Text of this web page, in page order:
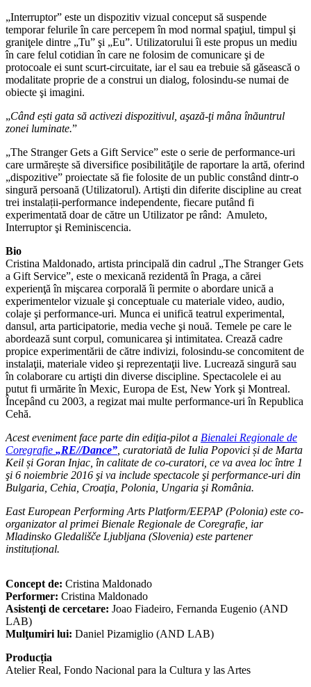
„Interruptor” este un dispozitiv vizual conceput să suspende
temporar felurile în care percepem în mod normal spaţiul, timpul şi
graniţele dintre „Tu” şi „Eu”. Utilizatorului îi este propus un mediu
în care felul cotidian în care ne folosim de comunicare şi de
protocoale ei sunt scurt-circuitate, iar el sau ea trebuie să găsească o
modalitate proprie de a construi un dialog, folosindu-se numai de
obiecte şi imagini.
„Când ești gata să activezi dispozitivul, aşază-ţi mâna înăuntrul
zonei luminate.”
„The Stranger Gets a Gift Service” este o serie de performance-uri
care urmărește să diversifice posibilităţile de raportare la artă, oferind
„dispozitive” proiectate să fie folosite de un public constând dintr-o
singură persoană (Utilizatorul). Artişti din diferite discipline au creat
trei instalații-performance independente, fiecare putând fi
experimentată doar de către un Utilizator pe rând: Amuleto,
Interruptor şi Reminiscencia.
Bio
Cristina Maldonado, artista principală din cadrul „The Stranger Gets
a Gift Service”, este o mexicană rezidentă în Praga, a cărei
experienţă în mişcarea corporală îi permite o abordare unică a
experimentelor vizuale şi conceptuale cu materiale video, audio,
colaje şi performance-uri. Munca ei unifică teatrul experimental,
dansul, arta participatorie, media veche şi nouă. Temele pe care le
abordează sunt corpul, comunicarea şi intimitatea. Crează cadre
propice experimentării de către indivizi, folosindu-se concomitent de
instalaţii, materiale video şi reprezentaţii live. Lucrează singură sau
în colaborare cu artişti din diverse discipline. Spectacolele ei au
putut fi urmărite în Mexic, Europa de Est, New York şi Montreal.
Începând cu 2003, a regizat mai multe performance-uri în Republica
Cehă.
Acest eveniment face parte din ediţia-pilot a Bienalei Regionale de
Coregrafie „RE//Dance” , curatoriată de Iulia Popovici și de Marta
Keil și Goran Injac, în calitate de co-curatori, ce va avea loc între 1
şi 6 noiembrie 2016 şi va include spectacole şi performance-uri din
Bulgaria, Cehia, Croaţia, Polonia, Ungaria şi România.
East European Performing Arts Platform/EEPAP (Polonia) este co-
organizator al primei Bienale Regionale de Coregrafie, iar
Mladinsko Gledališče Ljubljana (Slovenia) este partener
instituțional.
Concept de: Cristina Maldonado
Performer: Cristina Maldonado
Asistenţi de cercetare: Joao Fiadeiro, Fernanda Eugenio (AND
LAB)
Mulţumiri lui: Daniel Pizamiglio (AND LAB)
Producția
Atelier Real, Fondo Nacional para la Cultura y las Artes